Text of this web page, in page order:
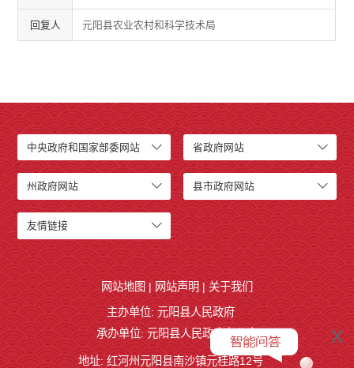
回复人 元阳县农业农村和科学技术局
中央政府和国家部委网站 省政府网站
州政府网站 县市政府网站
友情链接
x
网站地图 | 网站声明 | 关于我们
主办单位: 元阳县人民政府
承办单位: 元阳县人民政府办公室
地址: 红河州元阳县南沙镇元桂路12号